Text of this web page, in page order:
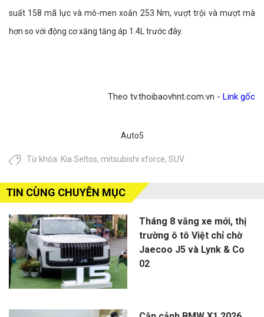
suất 158 mã lực và mô-men xoắn 253 Nm, vượt trội và mượt mà
hơn so với động cơ xăng tăng áp 1.4L trước đây.
Theo tv.thoibaovhnt.com.vn - Link gốc
Auto5
Từ khóa: Kia Seltos, mitsubishi xforce, SUV
TIN CÙNG CHUYÊN MỤC
Tháng 8 vắng xe mới, thị
trường ô tô Việt chỉ chờ
Jaecoo J5 và Lynk & Co
02